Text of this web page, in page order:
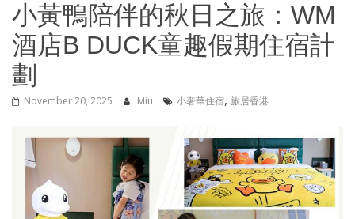
小黃鴨陪伴的秋日之旅：WM
酒店B DUCK童趣假期住宿計
劃
November 20, 2025 Miu 小奢華住宿, 旅居香港